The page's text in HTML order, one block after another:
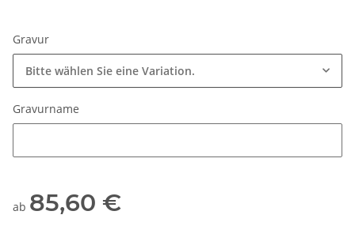
Gravur
Bitte wählen Sie eine Variation.
Gravurname
ab 85,60 €